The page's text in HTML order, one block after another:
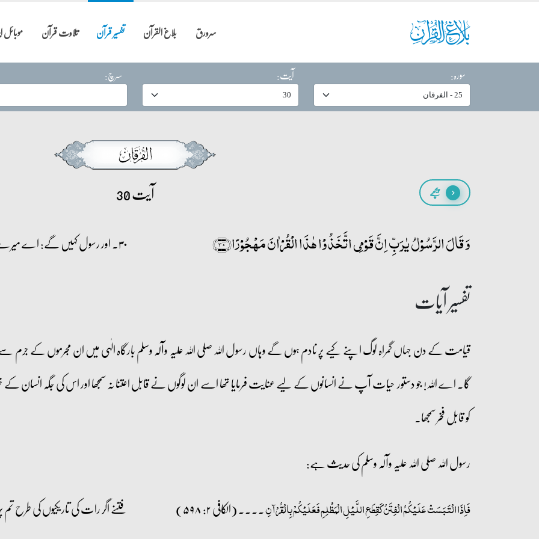
سرورق بلاغ القرآن تفسیر قرآن تلاوت قرآن
سورہ:
آیت: سرچ:
پیچھے آیت 30
وَ قَالَ الرَّسُوۡلُ یٰرَبِّ اِنَّ قَوۡمِی اتَّخَذُوۡا ہٰذَا الۡقُرۡاٰنَ مَہۡجُوۡرًا﴿۳۰﴾ ۳۰۔ اور رسول کہیں گے: اے میرے رب! میری قوم نے اس قرآن کو واقعی ترک کر دیا تھا۔
تفسیر آیات
قیامت کے دن جہاں گمراہ لوگ اپنے کیے پر نادم ہوں گے وہاں رسول اللہ صلی اللہ علیہ وآلہ وسلم بارگاہ الٰہی میں ان مجرموں کے جرم سے
گا۔ اے اللہ! جو دستور حیات آپ نے انسانوں کے لیے عنایت فرمایا تھا اسے ان لوگوں نے قابل اعتنا نہ سمجھا اور اس کی جگہ انسان
کو قابل فخر سمجھا۔
رسول اللہ صلی اللہ علیہ وآلہ وسلم کی حدیث ہے:
فَاِذَا الْتَبَسَتْ عَلَیْکُمُ الْفِتَنُ کَقِطَعِ اللَّیْلِ الْمَظْلِمِ فَعَلَیْکُمْ بِالْقُرْآنِ۔۔۔۔ (الکافی ۲: ۵۹۸) فتنے اگر رات کی تاریکیوں کی طرح تم